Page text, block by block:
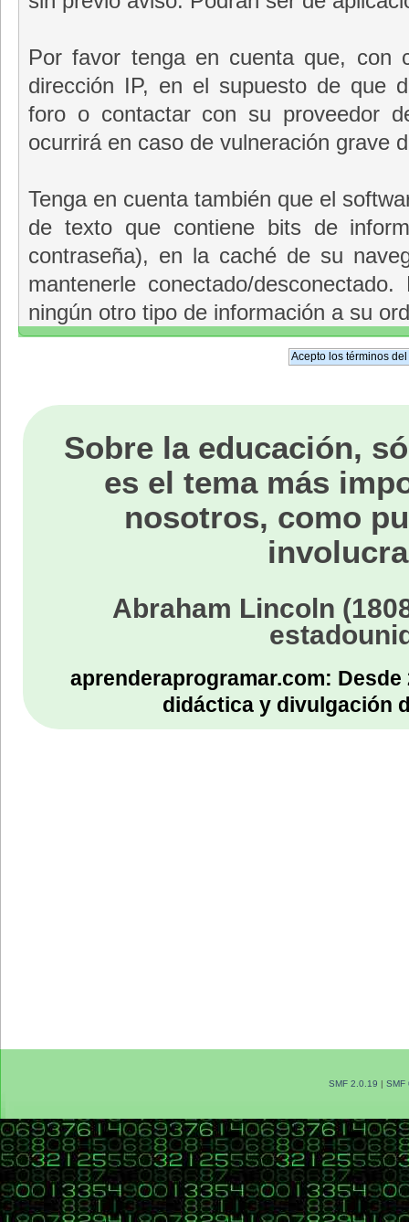
Por favor tenga en cuenta que, con
dirección IP, en el supuesto de que
foro o contactar con su proveedor
ocurrirá en caso de vulneración grave
Tenga en cuenta también que el
de texto que contiene bits de
contraseña), en la caché de su
mantenerle conectado/
ningún otro tipo de información a su
Sobre la educación,
es el tema más
nosotros, como
Abraham Lincoln
aprenderaprogramar.com:
didáctica y divulgación
SMF 2.0.19 | SMF